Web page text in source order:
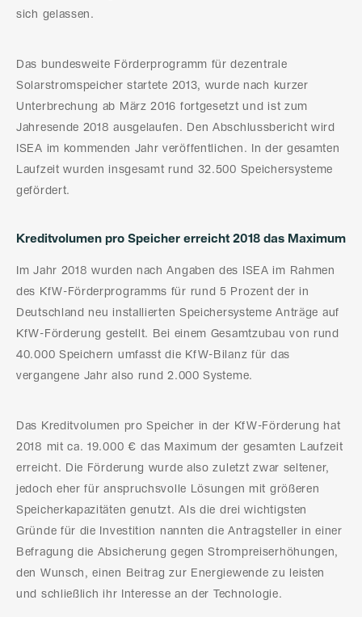
sich gelassen.
Das bundesweite Förderprogramm für dezentrale
Solarstromspeicher startete 2013, wurde nach kurzer
Unterbrechung ab März 2016 fortgesetzt und ist zum
Jahresende 2018 ausgelaufen. Den Abschlussbericht wird
ISEA im kommenden Jahr veröffentlichen. In der gesamten
Laufzeit wurden insgesamt rund 32.500 Speichersysteme
gefördert.
Kreditvolumen pro Speicher erreicht 2018 das Maximum
Im Jahr 2018 wurden nach Angaben des ISEA im Rahmen
des KfW-Förderprogramms für rund 5 Prozent der in
Deutschland neu installierten Speichersysteme Anträge auf
KfW-Förderung gestellt. Bei einem Gesamtzubau von rund
40.000 Speichern umfasst die KfW-Bilanz für das
vergangene Jahr also rund 2.000 Systeme.
Das Kreditvolumen pro Speicher in der KfW-Förderung hat
2018 mit ca. 19.000 € das Maximum der gesamten Laufzeit
erreicht. Die Förderung wurde also zuletzt zwar seltener,
jedoch eher für anspruchsvolle Lösungen mit größeren
Speicherkapazitäten genutzt. Als die drei wichtigsten
Gründe für die Investition nannten die Antragsteller in einer
Befragung die Absicherung gegen Strompreiserhöhungen,
den Wunsch, einen Beitrag zur Energiewende zu leisten
und schließlich ihr Interesse an der Technologie.